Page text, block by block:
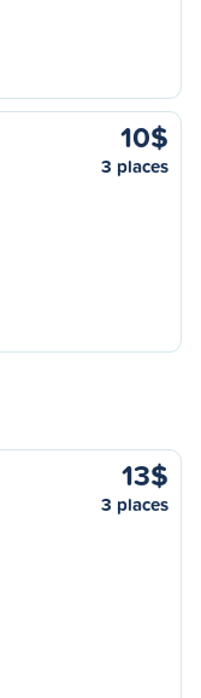
10$
3 places
13$
3 places